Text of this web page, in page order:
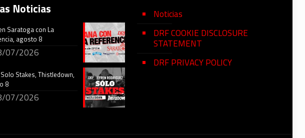
Noticias
Saratoga con La
agosto 8
07/2026
Stakes, Thistledown,
8
07/2026
Noticias
DRF COOKIE DISCLOSURE
STATEMENT
DRF PRIVACY POLICY